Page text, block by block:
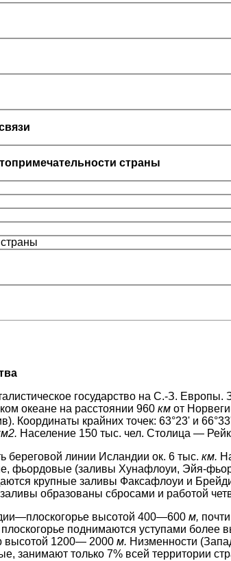
страны
госу­дарство на С.-З. Европы.
океане на расстоянии 960 кмот
Координаты крайних точек: 63°23' и
Население 150 тыс. чел. Столица —
линии Исландии ок. 6 тыс. км.
фьордовые (за­ливы Хунафлоуи, Эйя-
крупные за­ливы Факсафлоуи и
образованы сбросами и работой
высо­той 400—600 м,
подни­маются уступами более
высотой 1200— 2000 м. Низменности
занимают только 7% всей территории